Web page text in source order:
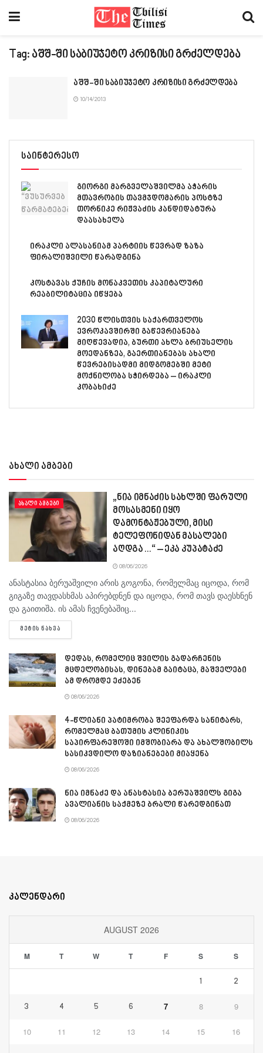
Tag: აშშ-ში საბიუჯეტო კრიზისი გრძელდება
აშშ-ში საბიუჯეტო კრიზისი გრძელდება
10/14/2013
საინტერესო
გიორგი მარგველაშვილმა აჭარის
მთავრობის თავმჯდომარის პოსტზე
თორნიკე რიჟვაძის კანდიდატურა
დაასახელა
ირაკლი ალასანიამ პარტიის წევრად ზაზა
ფირალიშვილი წარადგინა
კოსტავას ქუჩის მონაკვეთის კაპიტალური
რეაბილიტაცია იწყება
2030 წლისთვის საქართველოს
ევროკავშირში გაწევრიანება
მიღწევადია, ბურთი ახლა ბრიუსელის
მოედანზეა, გაერთიანებას ახალი
წევრებისადმი მიდგომებში მეტი
მოქნილობა სჭირდება – ირაკლი
კობახიძე
ახალი ამბები
ᲐᲮᲐᲚᲘ ᲐᲛᲑᲔᲑᲘ
„ნია იმნაძის სახლში ფარული
მოსასმენი იყო
დამონტაჟებული, მისი
ტელეფონიდან მასალები
აღდგა…“ – ეკა კუპატაძე
08/06/2026
ანასტასია ბერუაშვილი არის გოგონა, რომელმაც იცოდა, რომ
გიგაზე თავდასხმას აპირებდნენ და იცოდა, რომ თავს დაესხნენ
და გაითიშა. ის ამას ჩვენებაშიც...
ᲛᲔᲢᲘᲡ ᲜᲐᲮᲕᲐ
დედას, რომელიც შვილის გადარჩენის
მცდელობისას, დინებამ გაიტაცა, მაშველები
ამ დრომდე ეძებენ
08/06/2026
4-წლიანი პატიმრობა შეეფარდა სანიტარს,
რომელმაც ბათუმის კლინიკის
საპირფარეშოში იმშობიარა და ახალშობილს
სასიკვდილო დაზიანებები მიაყენა
08/06/2026
ნია იმნაძე და ანასტასია ბერუაშვილს გიგა
ავალიანის საქმეზე ბრალი წარედგინათ
08/06/2026
კალენდარი
AUGUST 2026
M T W T F S S
1 2
3 4 5 6 7 8 9
10 11 12 13 14 15 16